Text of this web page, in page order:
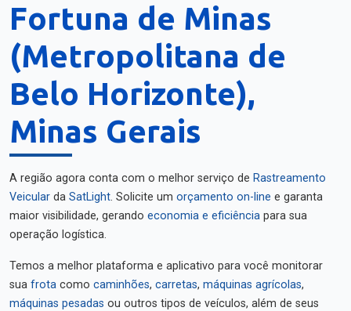
Fortuna de Minas
(Metropolitana de
Belo Horizonte),
Minas Gerais
A região agora conta com o melhor serviço de Rastreamento
Veicular da SatLight. Solicite um orçamento on-line e garanta
maior visibilidade, gerando economia e eficiência para sua
operação logística.
Temos a melhor plataforma e aplicativo para você monitorar
sua frota como caminhões, carretas, máquinas agrícolas,
máquinas pesadas ou outros tipos de veículos, além de seus